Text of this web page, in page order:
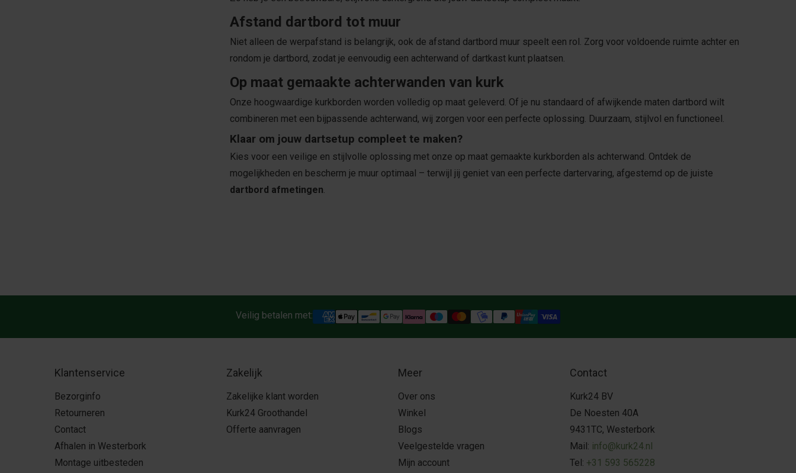
Afstand dartbord tot muur
Niet alleen de werpafstand is belangrijk, ook de afstand dartbord muur speelt een rol. Zorg voor voldoende ruimte achter en
rondom je dartbord, zodat je eenvoudig een achterwand of dartkast kunt plaatsen.
Op maat gemaakte achterwanden van kurk
Onze hoogwaardige kurkborden worden volledig op maat geleverd. Of je nu standaard of afwijkende maten dartbord wilt
combineren met een bijpassende achterwand, wij zorgen voor een perfecte oplossing. Duurzaam, stijlvol en functioneel.
Klaar om jouw dartsetup compleet te maken?
Kies voor een veilige en stijlvolle oplossing met onze op maat gemaakte kurkborden als achterwand. Ontdek de
mogelijkheden en bescherm je muur optimaal – terwijl jij geniet van een perfecte dartervaring, afgestemd op de juiste
dartbord afmetingen.
Veilig betalen met:
Klantenservice
Bezorginfo
Retourneren
Contact
Afhalen in Westerbork
Montage uitbesteden
Zakelijk
Zakelijke klant worden
Kurk24 Groothandel
Offerte aanvragen
Meer
Over ons
Winkel
Blogs
Veelgestelde vragen
Mijn account
Contact
Kurk24 BV
De Noesten 40A
9431TC, Westerbork
Mail: info@kurk24.nl
Tel: +31 593 565228